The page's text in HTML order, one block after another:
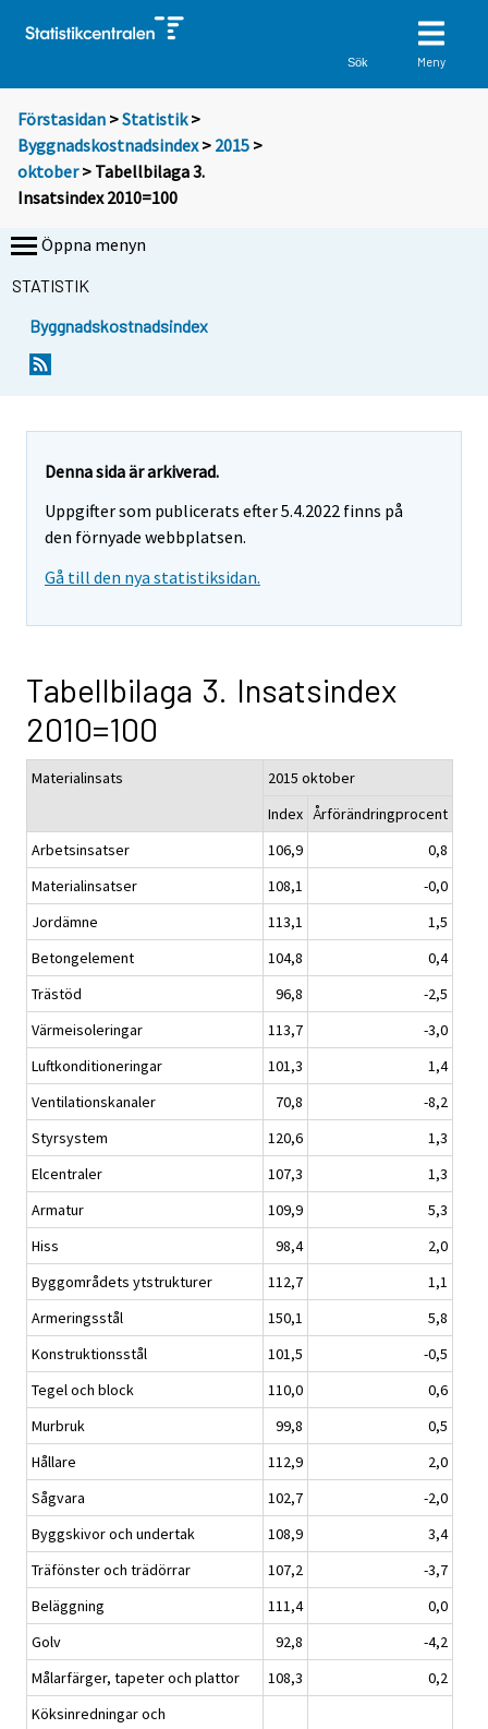
Sök Meny
Förstasidan >Statistik >
Byggnadskostnadsindex> 2015 >
oktober> Tabellbilaga 3.
Insatsindex 2010=100
Öppna menyn
STATISTIK
Byggnadskostnadsindex
Denna sida är arkiverad.
Uppgifter som publicerats efter 5.4.2022 finns på
den förnyade webbplatsen.
Gå till den nya statistiksidan.
Tabellbilaga 3. Insatsindex
2010=100
Materialinsats
2015 oktober
Index Årförändringprocent
Arbetsinsatser
106,9
0,8
Materialinsatser
108,1
-0,0
Jordämne
113,1
1,5
Betongelement
104,8
0,4
Trästöd
96,8
-2,5
Värmeisoleringar
113,7
-3,0
Luftkonditioneringar
101,3
1,4
Ventilationskanaler
70,8
-8,2
Styrsystem
120,6
1,3
Elcentraler
107,3
1,3
Armatur
109,9
5,3
Hiss
98,4
2,0
Byggområdets ytstrukturer
112,7
1,1
Armeringsstål
150,1
5,8
Konstruktionsstål
101,5
-0,5
Tegel och block
110,0
0,6
Murbruk
99,8
0,5
Hållare
112,9
2,0
Sågvara
102,7
-2,0
Byggskivor och undertak
108,9
3,4
Träfönster och trädörrar
107,2
-3,7
Beläggning
111,4
0,0
Golv
92,8
-4,2
Målarfärger, tapeter och plattor
108,3
0,2
Köksinredningar och